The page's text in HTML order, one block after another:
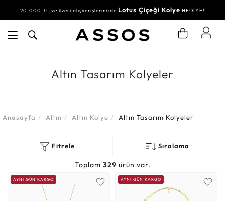
20.000 TL ve üzeri alışverişlerinizde Lotus Çiçeği Kolye HEDİYE!
Altın Tasarım Kolyeler
Anasayfa Altın Altın Kolye Altın Tasarım Kolyeler
Fitrele Sıralama
Toplam 329 ürün var.
AYNI GÜN KARGO AYNI GÜN KARGO